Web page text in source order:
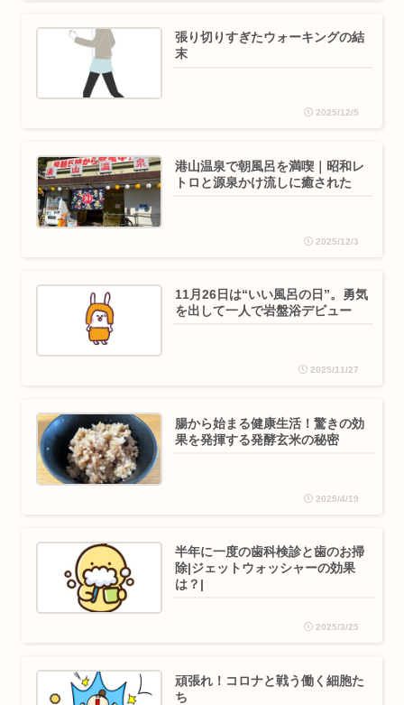
張り切りすぎたウォーキングの結
末
2025/12/5
港山温泉で朝風呂を満喫｜昭和レ
トロと源泉かけ流しに癒された
2025/12/3
11月26日は“いい風呂の日”。勇気
を出して一人で岩盤浴デビュー
2025/11/27
腸から始まる健康生活！驚きの効
果を発揮する発酵玄米の秘密
2025/4/19
半年に一度の歯科検診と歯のお掃
除|ジェットウォッシャーの効果
は？|
2025/3/25
頑張れ！コロナと戦う働く細胞た
ち